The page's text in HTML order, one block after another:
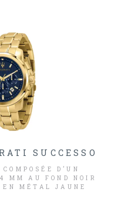
SUCCESSO
D’UN
MM AU FOND NOIR
MÉTAL JAUNE